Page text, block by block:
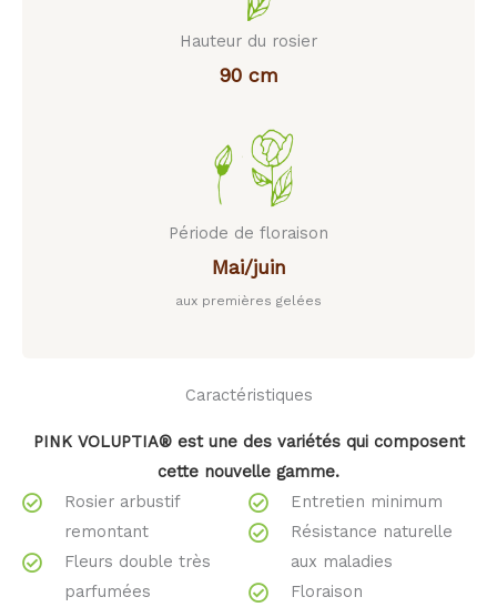
Hauteur du rosier
90 cm
Période de floraison
Mai/juin
aux premières gelées
Caractéristiques
PINK VOLUPTIA® est une des variétés qui composent
cette nouvelle gamme.
Rosier arbustif
remontant
Fleurs double très
parfumées
Entretien minimum
Résistance naturelle
aux maladies
Floraison